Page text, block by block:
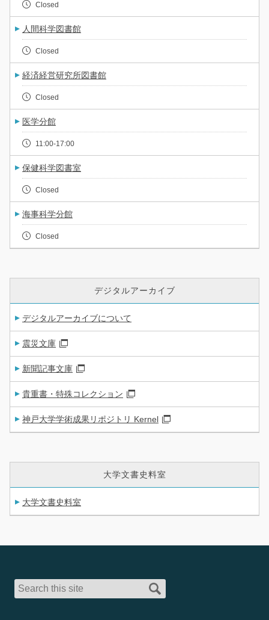
Closed
人間科学図書館
Closed
経済経営研究所図書館
Closed
医学分館
11:00-17:00
保健科学図書室
Closed
海事科学分館
Closed
デジタルアーカイブ
デジタルアーカイブについて
震災文庫
新聞記事文庫
貴重書・特殊コレクション
神戸大学学術成果リポジトリ Kernel
大学文書史料室
大学文書史料室